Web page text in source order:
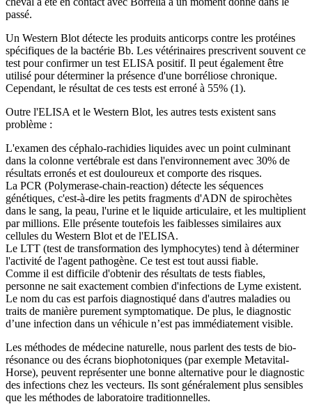
passé.
Un Western Blot détecte les produits anticorps contre les protéines
spécifiques de la bactérie Bb. Les vétérinaires prescrivent souvent ce
test pour confirmer un test ELISA positif. Il peut également être
utilisé pour déterminer la présence d'une borréliose chronique.
Cependant, le résultat de ces tests est erroné à 55% (1).
Outre l'ELISA et le Western Blot, les autres tests existent sans
problème :
L'examen des céphalo-rachidies liquides avec un point culminant
dans la colonne vertébrale est dans l'environnement avec 30% de
résultats erronés et est douloureux et comporte des risques.
La PCR (Polymerase-chain-reaction) détecte les séquences
génétiques, c'est-à-dire les petits fragments d'ADN de spirochètes
dans le sang, la peau, l'urine et le liquide articulaire, et les multiplient
par millions. Elle présente toutefois les faiblesses similaires aux
cellules du Western Blot et de l'ELISA.
Le LTT (test de transformation des lymphocytes) tend à déterminer
l'activité de l'agent pathogène. Ce test est tout aussi fiable.
Comme il est difficile d'obtenir des résultats de tests fiables,
personne ne sait exactement combien d'infections de Lyme existent.
Le nom du cas est parfois diagnostiqué dans d'autres maladies ou
traits de manière purement symptomatique. De plus, le diagnostic
d’une infection dans un véhicule n’est pas immédiatement visible.
Les méthodes de médecine naturelle, nous parlent des tests de bio-
résonance ou des écrans biophotoniques (par exemple Metavital-
Horse), peuvent représenter une bonne alternative pour le diagnostic
des infections chez les vecteurs. Ils sont généralement plus sensibles
que les méthodes de laboratoire traditionnelles.